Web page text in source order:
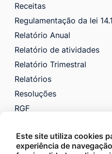
Receitas
Regulamentação da lei
Relatório Anual
Relatório de atividades
Relatório Trimestral
Relatórios
Resoluções
RGF
Saúde
Este site utiliza cookies
experiência de